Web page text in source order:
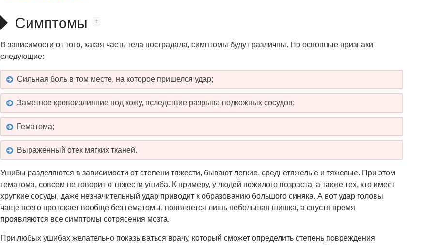
Симптомы
В зависимости от того, какая часть тела пострадала, симптомы будут различны. Но основные признаки
следующие:
Сильная боль в том месте, на которое пришелся удар;
Заметное кровоизлияние под кожу, вследствие разрыва подкожных сосудов;
Гематома;
Выраженный отек мягких тканей.
Ушибы разделяются в зависимости от степени тяжести, бывают легкие, среднетяжелые и тяжелые. При этом
гематома, совсем не говорит о тяжести ушиба. К примеру, у людей пожилого возраста, а также тех, кто имеет
хрупкие сосуды, даже незначительный удар приводит к образованию большого синяка. А вот удар головы
чаще всего протекает вообще без гематомы, появляется лишь небольшая шишка, а спустя время
проявляются все симптомы сотрясения мозга.
При любых ушибах желательно показываться врачу, который сможет определить степень повреждения